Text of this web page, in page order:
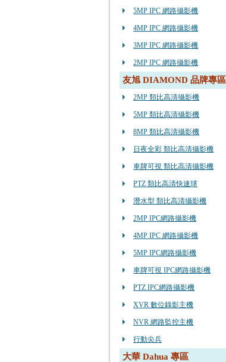
5MP IPC 網路攝影機
4MP IPC 網路攝影機
3MP IPC 網路攝影機
2MP IPC 網路攝影機
友旭 DIAMOND 品牌專區
2MP 類比高清攝影機
5MP 類比高清攝影機
8MP 類比高清攝影機
日夜全彩 類比高清攝影機
車牌可視 類比高清攝影機
PTZ 類比高清快速球
潛水型 類比高清攝影機
2MP IPC網路攝影機
4MP IPC 網路攝影機
5MP IPC網路攝影機
車牌可視 IPC網路攝影機
PTZ IPC網路攝影機
XVR 數位錄影主機
NVR 網路監控主機
行動尖兵
大華 Dahua 專區